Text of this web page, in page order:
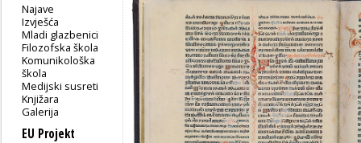
Najave
Izvješća
Mladi glazbenici
Filozofska škola
Komunikološka
škola
Medijski susreti
Knjižara
Galerija
EU Projekt